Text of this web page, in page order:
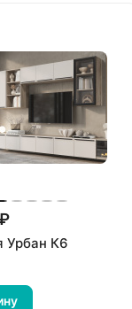
Урбан К6